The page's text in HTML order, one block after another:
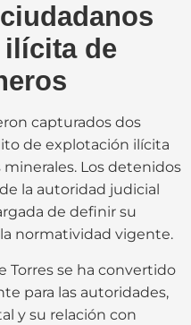
de
capturados dos
de explotación ilícita
Los detenidos
la autoridad judicial
de definir su
normatividad vigente.
Torres se ha convertido
para las autoridades,
y su relación con